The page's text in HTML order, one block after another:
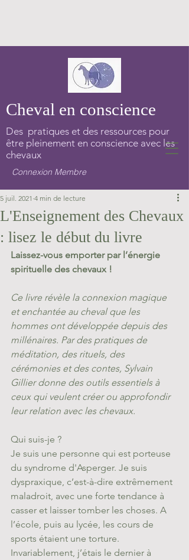
Cheval en conscience
Des pratiques et des ressources pour
être pleinement en conscience avec les
chevaux
Connexion Membre
L'Enseignement des Chevaux
: lisez le début du livre
5 juil. 2021 4 min de lecture
Laissez-vous emporter par l’énergie
spirituelle des chevaux !
Ce livre révèle la connexion magique
et enchantée au cheval que les
hommes ont développée depuis des
millénaires. Par des pratiques de
méditation, des rituels, des
cérémonies et des contes, Sylvain
Gillier donne des outils essentiels à
ceux qui veulent créer ou approfondir
leur relation avec les chevaux.
Qui suis-je ?
Je suis une personne qui est porteuse
du syndrome d'Asperger. Je suis
dyspraxique, c’est-à-dire extrêmement
maladroit, avec une forte tendance à
casser et laisser tomber les choses. A
l’école, puis au lycée, les cours de
sports étaient une torture.
Invariablement, j’étais le dernier à